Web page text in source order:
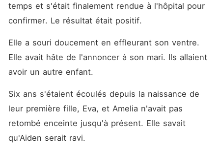
frontière. Ils ont tous cru
qu'elle était morte. Mais elle
ne l'était pas. Loin des
Amelia s'est reconstruite :
renaître de ses cendres pour
devenir la première femme
aussi un secret qu'Aiden n'a
enceinte de son fils. Des
années plus tard, le destin
les a fait rencontrer à
temps et s'était finalement rendue à l'hôpital pour
confirmer. Le résultat était positif.
Elle a souri doucement en effleurant son ventre.
Elle avait hâte de l'annoncer à son mari. Ils allaient
avoir un autre enfant.
Six ans s'étaient écoulés depuis la naissance de
leur première fille, Eva, et Amelia n'avait pas
retombé enceinte jusqu'à présent. Elle savait
qu'Aiden serait ravi.